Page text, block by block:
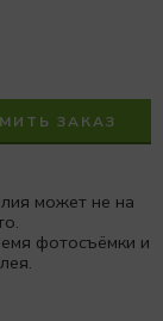
ЗАКАЗ
может не на
фотосъёмки и